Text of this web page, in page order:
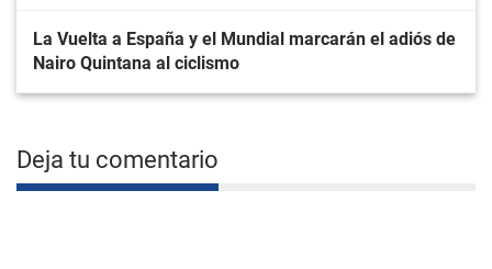
La Vuelta a España y el Mundial marcarán el adiós de
Nairo Quintana al ciclismo
Deja tu comentario